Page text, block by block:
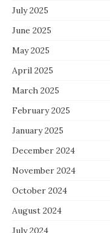
July 2025
June 2025
May 2025
April 2025
March 2025
February 2025
January 2025
December 2024
November 2024
October 2024
August 2024
July 2024